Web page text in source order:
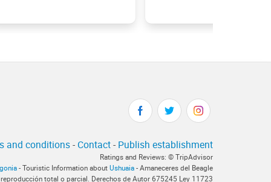
and conditions- Contact- Publish establishment
Ratings and Reviews: © TripAdvisor
- Touristic Information about Ushuaia - Amaneceres del Beagle
total o parcial. Derechos de Autor 675245 Ley 11723